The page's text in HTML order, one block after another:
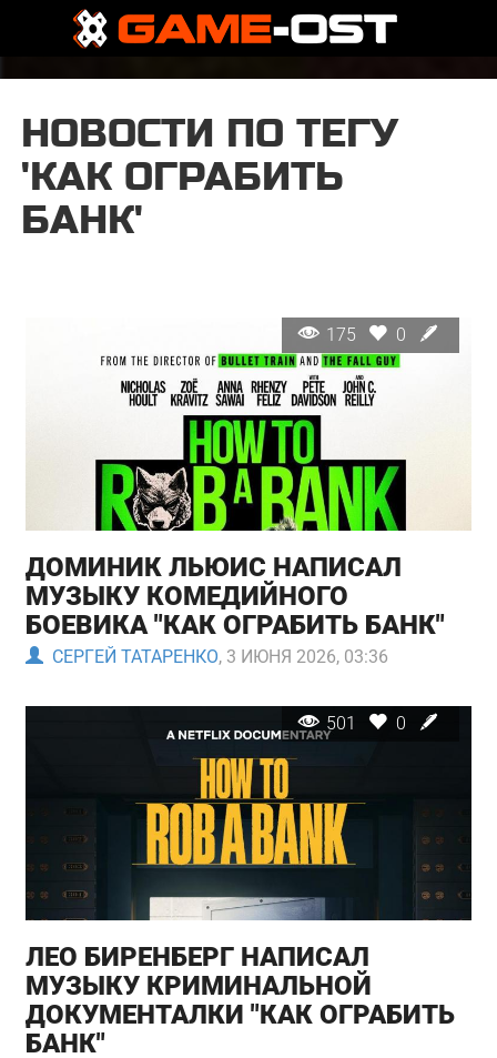
НОВОСТИ ПО ТЕГУ
'КАК ОГРАБИТЬ
БАНК'
175 0
ДОМИНИК ЛЬЮИС НАПИСАЛ
МУЗЫКУ КОМЕДИЙНОГО
БОЕВИКА "КАК ОГРАБИТЬ БАНК"
СЕРГЕЙ ТАТАРЕНКО, 3 ИЮНЯ 2026, 03:36
501 0
ЛЕО БИРЕНБЕРГ НАПИСАЛ
МУЗЫКУ КРИМИНАЛЬНОЙ
ДОКУМЕНТАЛКИ "КАК ОГРАБИТЬ
БАНК"